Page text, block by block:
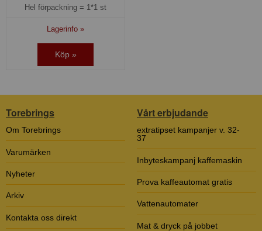
Hel förpackning = 1*1 st
Lagerinfo »
Köp »
Torebrings
Om Torebrings
Varumärken
Nyheter
Arkiv
Kontakta oss direkt
Vårt erbjudande
extratipset kampanjer v. 32-
37
Inbyteskampanj kaffemaskin
Prova kaffeautomat gratis
Vattenautomater
Mat & dryck på jobbet